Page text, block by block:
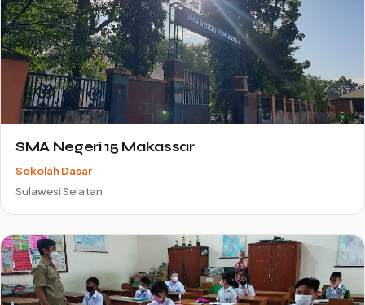
SMA Negeri 15 Makassar
Sekolah Dasar
Sulawesi Selatan